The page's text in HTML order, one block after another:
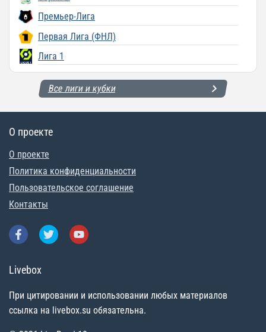
Премьер-Лига
Первая Лига (ФНЛ)
Лига 1
Все лиги и кубки
О проекте
О проекте
Политика конфиденциальности
Пользовательское соглашение
Контакты
Livebox
При цитировании и использовании любых материалов
ссылка на livebox.su обязательна.